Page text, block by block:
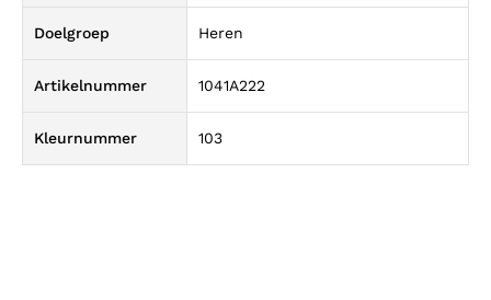
Doelgroep Heren
Artikelnummer 1041A222
Kleurnummer 103